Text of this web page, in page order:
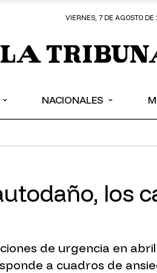
VIERNES, 7 DE AGOSTO DE
⌄ NACIONALES ⌄
los
de urgencia en
a cuadros de